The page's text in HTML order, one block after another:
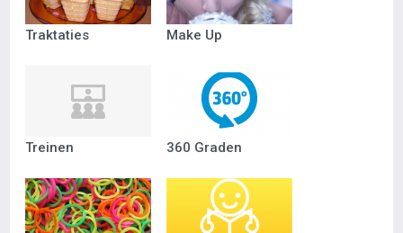
Traktaties Make Up
Treinen 360 Graden